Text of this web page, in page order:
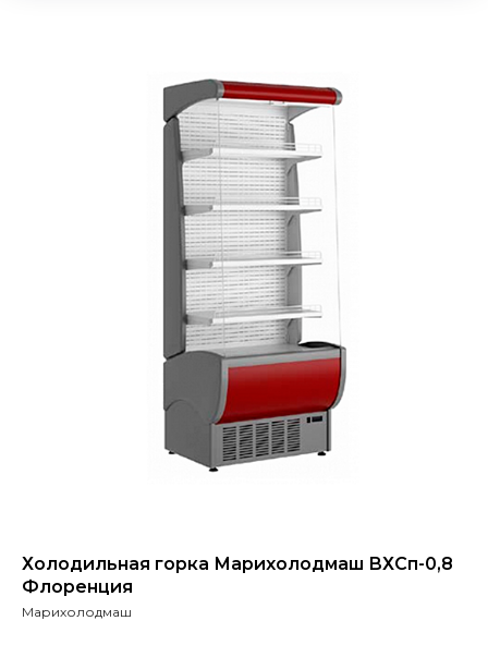
ЗАКАЗАТЬ ЗВОНОК
Холодильная горка Марихолодмаш ВХСп-0,8
Флоренция
Марихолодмаш